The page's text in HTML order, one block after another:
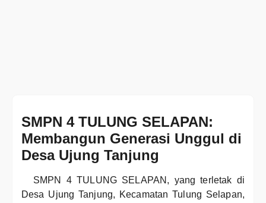
SMPN 4 TULUNG SELAPAN:
Membangun Generasi Unggul di
Desa Ujung Tanjung
SMPN 4 TULUNG SELAPAN, yang terletak di
Desa Ujung Tanjung, Kecamatan Tulung Selapan,